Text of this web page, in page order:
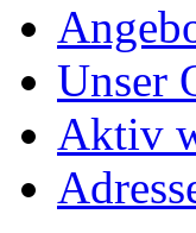
Unser
Aktiv